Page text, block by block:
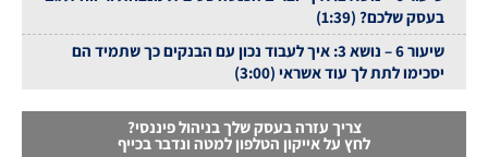
בעסק שלכם? (1:39)
שיעור 6 – נושא 3: איך לעבוד נכון עם הבנקים כך שתמיד הם
יסכימו לתת לך עוד אשראי (3:00)
צריך עזרה בעסק שלך בניהול פיננסי?
לחץ על אייקון הטלפון למטה ונדבר בכייף